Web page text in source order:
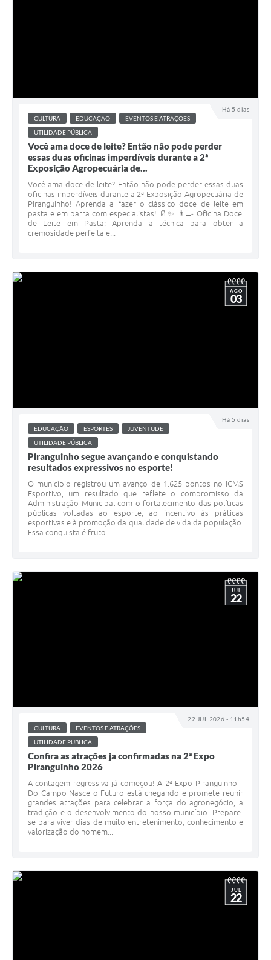
Há 5 dias
CULTURA
EDUCAÇÃO
EVENTOS E ATRAÇÕES
UTILIDADE PÚBLICA
Você ama doce de leite? Então não pode perder
essas duas oficinas imperdíveis durante a 2ª
Exposição Agropecuária de...
Você ama doce de leite? Então não pode perder essas duas
oficinas imperdíveis durante a 2ª Exposição Agropecuária de
Piranguinho! Aprenda a fazer o clássico doce de leite em
pasta e em barra com especialistas! 🥛✨ 👨‍🍳 Oficina Doce
de Leite em Pasta: Aprenda a técnica para obter a
cremosidade perfeita e...
Há 5 dias
AGO
03
EDUCAÇÃO ESPORTES
JUVENTUDE
UTILIDADE PÚBLICA
Piranguinho segue avançando e conquistando
resultados expressivos no esporte!
O município registrou um avanço de 1.625 pontos no ICMS
Esportivo, um resultado que reflete o compromisso da
Administração Municipal com o fortalecimento das políticas
públicas voltadas ao esporte, ao incentivo às práticas
esportivas e à promoção da qualidade de vida da população.
Essa conquista é fruto...
22 JUL 2026 - 11h54
JUL
22
CULTURA
EVENTOS E ATRAÇÕES
UTILIDADE PÚBLICA
Confira as atrações ja confirmadas na 2ª Expo
Piranguinho 2026
A contagem regressiva já começou! A 2ª Expo Piranguinho –
Do Campo Nasce o Futuro está chegando e promete reunir
grandes atrações para celebrar a força do agronegócio, a
tradição e o desenvolvimento do nosso município. Prepare-
se para viver dias de muito entretenimento, conhecimento e
valorização do homem...
JUL
22